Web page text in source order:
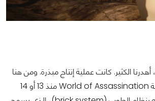
"مع Absolution، أهدرنا الكثير. كانت عملية إنتاج مبذرة. ومن هنا
بدأت رؤيتنا لسلسلة World of Assassination منذ 13 أو 14